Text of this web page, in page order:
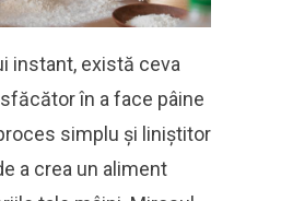
instant, există ceva
în a face pâine
simplu și liniștitor
a crea un aliment